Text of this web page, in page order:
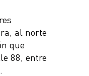
al norte
que
88, entre